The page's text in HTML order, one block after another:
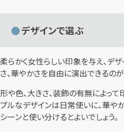
デザインで選ぶ
柔らかく女性らしい印象を与え、デ
さ、華やかさを自由に演出できるの
形や色、大きさ、装飾の有無によっ
プルなデザインは日常使いに、華
シーンと使い分けるとよいでしょう。